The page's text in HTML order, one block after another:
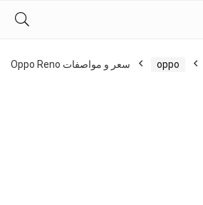
oppo
سعر و مواصفات Oppo Reno